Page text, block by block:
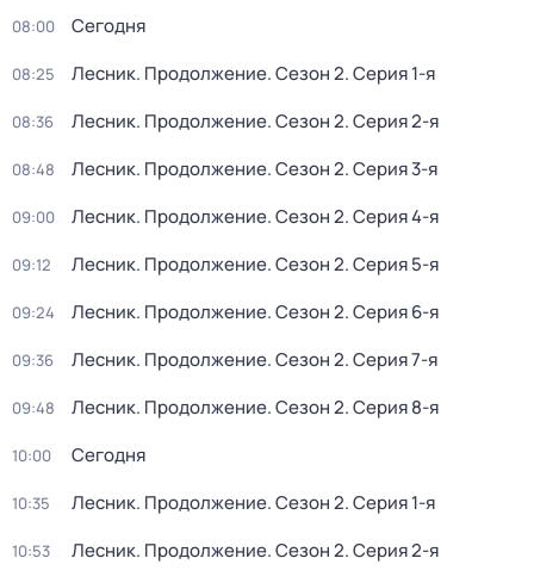
08:00 Сегодня
08:25 Лесник. Продолжение. Сезон 2. Серия 1-я
08:36 Лесник. Продолжение. Сезон 2. Серия 2-я
08:48 Лесник. Продолжение. Сезон 2. Серия 3-я
09:00 Лесник. Продолжение. Сезон 2. Серия 4-я
09:12 Лесник. Продолжение. Сезон 2. Серия 5-я
09:24 Лесник. Продолжение. Сезон 2. Серия 6-я
09:36 Лесник. Продолжение. Сезон 2. Серия 7-я
09:48 Лесник. Продолжение. Сезон 2. Серия 8-я
10:00 Сегодня
10:35 Лесник. Продолжение. Сезон 2. Серия 1-я
10:53 Лесник. Продолжение. Сезон 2. Серия 2-я